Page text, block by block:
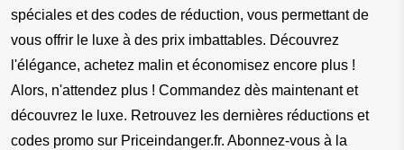
spéciales et des codes de réduction, vous permettant de
vous offrir le luxe à des prix imbattables. Découvrez
l'élégance, achetez malin et économisez encore plus !
Alors, n'attendez plus ! Commandez dès maintenant et
découvrez le luxe. Retrouvez les dernières réductions et
codes promo sur Priceindanger.fr. Abonnez-vous à la